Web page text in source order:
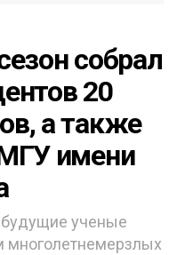
собрал
20
а также
имени
будущие ученые
многолетнемерзлых